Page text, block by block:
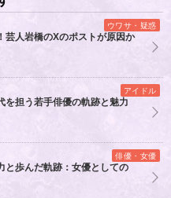
ウワサ・疑惑
芸人岩橋のXのポストが原因か
アイドル
を担う若手俳優の軌跡と魅力
俳優・女優
と歩んだ軌跡：女優としての